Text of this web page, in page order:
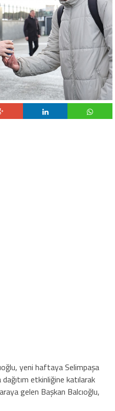
yeni haftaya Selimpaşa
etkinliğine katılarak
gelen Başkan Balcıoğlu,